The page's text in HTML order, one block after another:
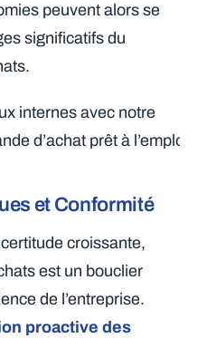
peuvent alors se
significatifs du
internes avec notre
d’achat prêt à l’emploi.
et Conformité
croissante,
est un bouclier
de l’entreprise.
proactive des